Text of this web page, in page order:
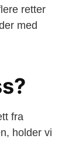
retter
med
fra
holder vi